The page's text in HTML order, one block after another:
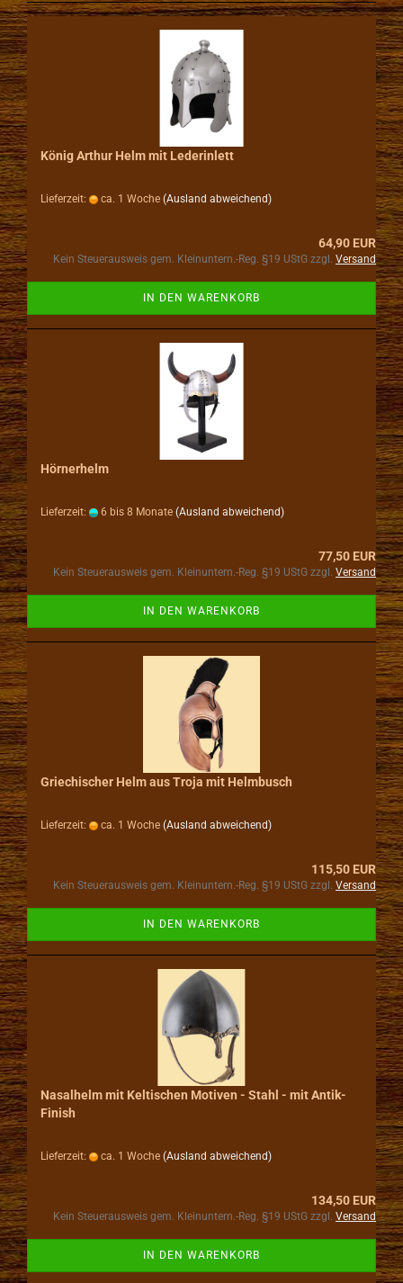
König Arthur Helm mit Lederinlett
Lieferzeit: ca. 1 Woche (Ausland abweichend)
64,90 EUR
Kein Steuerausweis gem. Kleinuntern.-Reg. §19 UStG zzgl. Versand
IN DEN WARENKORB
Hörnerhelm
Lieferzeit: 6 bis 8 Monate (Ausland abweichend)
77,50 EUR
Kein Steuerausweis gem. Kleinuntern.-Reg. §19 UStG zzgl. Versand
IN DEN WARENKORB
Griechischer Helm aus Troja mit Helmbusch
Lieferzeit: ca. 1 Woche (Ausland abweichend)
115,50 EUR
Kein Steuerausweis gem. Kleinuntern.-Reg. §19 UStG zzgl. Versand
IN DEN WARENKORB
Nasalhelm mit Keltischen Motiven - Stahl - mit Antik-
Finish
Lieferzeit: ca. 1 Woche (Ausland abweichend)
134,50 EUR
Kein Steuerausweis gem. Kleinuntern.-Reg. §19 UStG zzgl. Versand
IN DEN WARENKORB